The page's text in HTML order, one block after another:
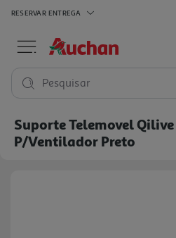
RESERVAR ENTREGA
Pesquisar
Suporte Telemovel
P/ventilador Preto